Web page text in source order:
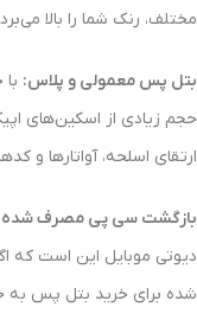
مختلف، رنک شما را بالا
بتل پس معمولی و پلاس:
ارتقای اسلحه، آواتارها و
بازگشت سی پی مصرف
شده برای خرید بتل پس به